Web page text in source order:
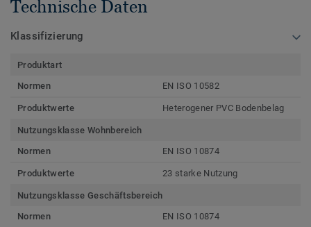
Technische Daten
Klassifizierung
Produktart
Normen
EN ISO 10582
Produktwerte Heterogener PVC Bodenbelag
Nutzungsklasse Wohnbereich
Normen
EN ISO 10874
Produktwerte 23 starke Nutzung
Nutzungsklasse Geschäftsbereich
Normen
EN ISO 10874